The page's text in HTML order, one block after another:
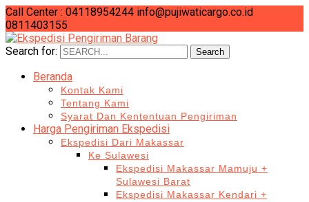
Call Center : 04118954244 info@pujiwaticargo.co.id
0811403155
Search for:
Search
Beranda
Kontak Kami
Tentang Kami
Syarat Dan Kententuan Pengiriman
Harga Pengiriman Ekspedisi
Ekspedisi Dari Makassar
Ke Sulawesi
Ekspedisi Makassar Mamuju +
Sulawesi Barat
Ekspedisi Makassar Kendari +